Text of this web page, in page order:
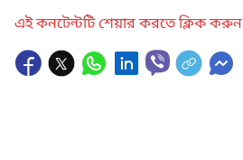
এই কনটেন্টটি শেয়ার করতে ক্লিক করুন